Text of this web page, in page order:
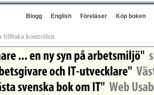
Blogg English Föreläser Köp boken
tillbaka kontrollen